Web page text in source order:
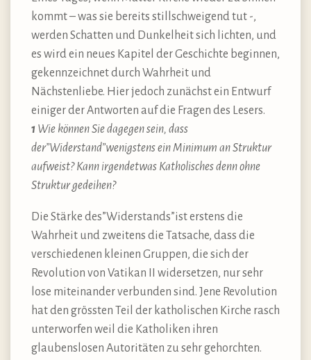
kommt – was sie bereits stillschweigend tut -,
werden Schatten und Dunkelheit sich lichten, und
es wird ein neues Kapitel der Geschichte beginnen,
gekennzeichnet durch Wahrheit und
Nächstenliebe. Hier jedoch zunächst ein Entwurf
einiger der Antworten auf die Fragen des Lesers.
1 Wie können Sie dagegen sein, dass
der”Widerstand”wenigstens ein Minimum an Struktur
aufweist? Kann irgendetwas Katholisches denn ohne
Struktur gedeihen?
Die Stärke des”Widerstands”ist erstens die
Wahrheit und zweitens die Tatsache, dass die
verschiedenen kleinen Gruppen, die sich der
Revolution von Vatikan II widersetzen, nur sehr
lose miteinander verbunden sind. Jene Revolution
hat den grössten Teil der katholischen Kirche rasch
unterworfen weil die Katholiken ihren
glaubenslosen Autoritäten zu sehr gehorchten.